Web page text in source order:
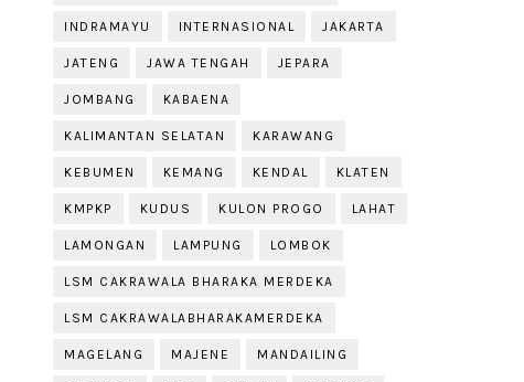
INDRAMAYU INTERNASIONAL JAKARTA
JATENG JAWA TENGAH JEPARA
JOMBANG KABAENA
KALIMANTAN SELATAN KARAWANG
KEBUMEN KEMANG KENDAL KLATEN
KMPKP KUDUS KULON PROGO LAHAT
LAMONGAN LAMPUNG LOMBOK
LSM CAKRAWALA BHARAKA MERDEKA
LSM CAKRAWALABHARAKAMERDEKA
MAGELANG MAJENE MANDAILING